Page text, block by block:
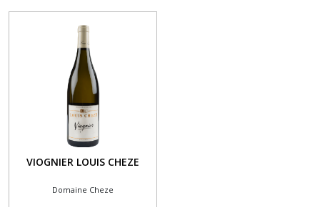
VIOGNIER LOUIS CHEZE
Domaine Cheze
CHABLISIENNE
CUILLERON